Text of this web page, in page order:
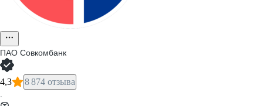
ПАО Совкомбанк
4,3 8 874 отзыва
·